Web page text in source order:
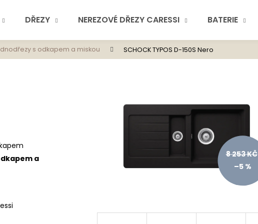
DŘEZY NEREZOVÉ DŘEZY CARESSI BATERIE
s odkapem a miskou SCHOCK TYPOS D-150S Nero
a
8 253 KČ
–5 %